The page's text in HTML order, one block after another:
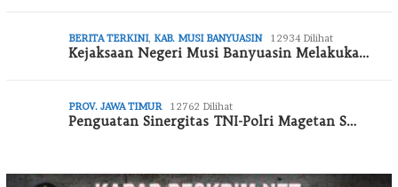
BERITA TERKINI, KAB. MUSI BANYUASIN 12934 Dilihat
Kejaksaan Negeri Musi Banyuasin Melakuka…
PROV. JAWA TIMUR 12762 Dilihat
Penguatan Sinergitas TNI-Polri Magetan S…